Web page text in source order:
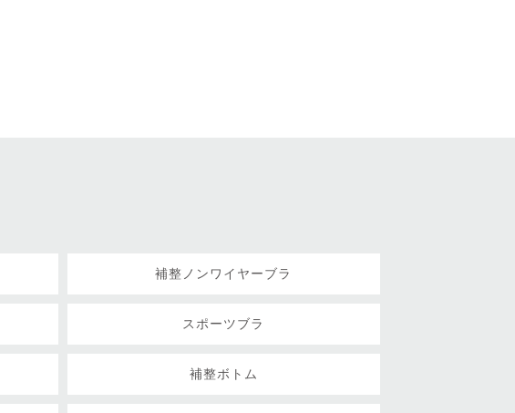
補整ノンワイヤーブラ
スポーツブラ
補整ボトム